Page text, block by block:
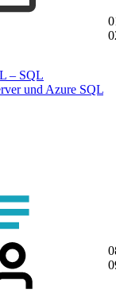
– SQL
und Azure SQL